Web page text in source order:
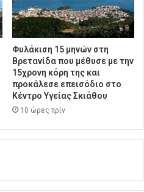
Φυλάκιση 15 μηνών στη
Βρετανίδα που μέθυσε με την
15χρονη κόρη της και
προκάλεσε επεισόδιο στο
Κέντρο Υγείας Σκιάθου
10 ώρες πρίν